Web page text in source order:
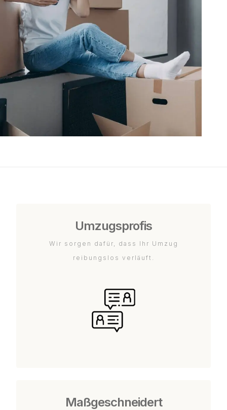
Umzugsprofis
Wir sorgen dafür, dass Ihr Umzug
reibungslos verläuft.
Maßgeschneidert